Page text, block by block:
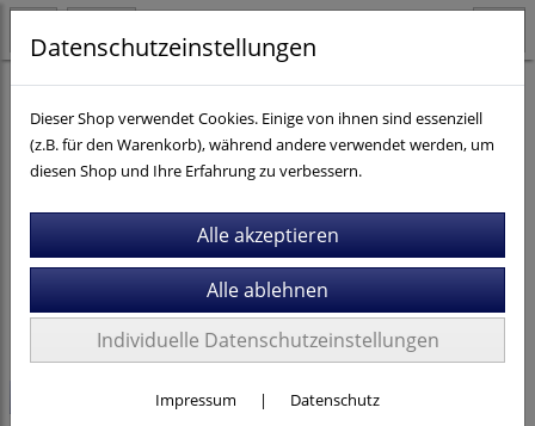
Fahrräder
Sortierung wählen
Filter
Produkte je Seite
Datenschutzeinstellungen
Dieser Shop verwendet Cookies. Einige von ihnen sind essenziell
(z.B. für den Warenkorb), während andere verwendet werden, um
diesen Shop und Ihre Erfahrung zu verbessern.
Individuelle Datenschutzeinstellungen
Impressum | Datenschutz